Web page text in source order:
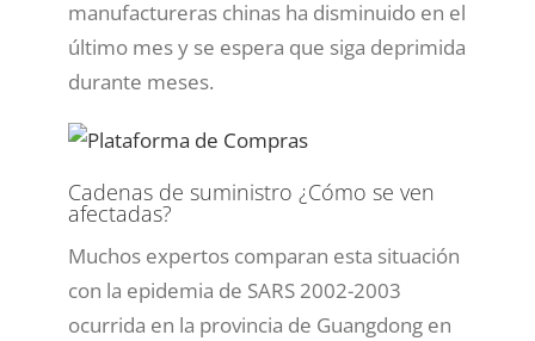
manufactureras chinas ha disminuido en el
último mes y se espera que siga deprimida
durante meses.
Cadenas de suministro ¿Cómo se ven
afectadas?
Muchos expertos comparan esta situación
con la epidemia de SARS 2002-2003
ocurrida en la provincia de Guangdong en